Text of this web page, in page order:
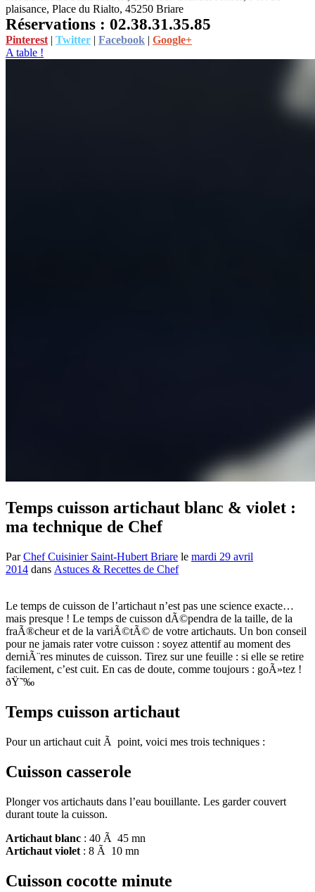
plaisance, Place du Rialto, 45250 Briare
Réservations : 02.38.31.35.85
Pinterest | Twitter | Facebook | Google+
A table !
Temps cuisson artichaut blanc & violet :
ma technique de Chef
ParChef Cuisinier Saint-Hubert Briare le mardi 29 avril
2014 dans Astuces & Recettes de Chef
Le temps de cuisson de l’artichaut n’est pas une science exacte…
mais presque ! Le temps de cuisson dÃ©pendra de la taille, de la
fraÃ®cheur et de la variÃ©tÃ© de votre artichauts. Un bon conseil
pour ne jamais rater votre cuisson : soyez attentif au moment des
derniÃ¨res minutes de cuisson. Tirez sur une feuille : si elle se retire
facilement, c’est cuit. En cas de doute, comme toujours : goÃ»tez !
ðŸ˜‰
Temps cuisson artichaut
Pour un artichaut cuit Ã point, voici mes trois techniques :
Cuisson casserole
Plonger vos artichauts dans l’eau bouillante. Les garder couvert
durant toute la cuisson.
Artichaut blanc : 40 Ã 45 mn
Artichaut violet : 8 Ã 10 mn
Cuisson cocotte minute